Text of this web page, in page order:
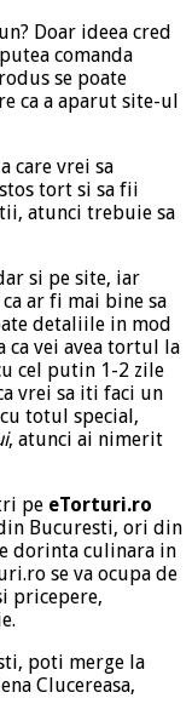
Doar ideea cred
comanda
se poate
ca a aparut site-ul
care vrei sa
tort si sa fii
atunci trebuie sa
si pe site, iar
ar fi mai bine sa
detaliile in mod
ca vei avea tortul la
cel putin 1-2 zile
vrei sa iti faci un
totul special,
, atunci ai nimerit
pe eTorturi.ro
Bucuresti, ori din
dorinta culinara in
se va ocupa de
pricepere,
poti merge la
Clucereasa,